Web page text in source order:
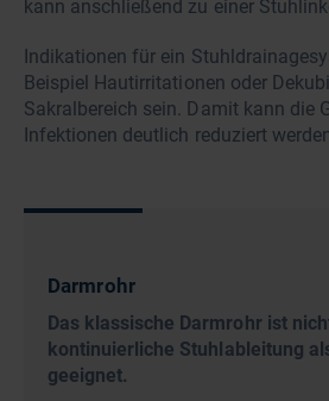
kann anschließend zu einer
Indikationen für ein
Beispiel Hautirritationen oder
Sakralbereich sein. Damit kann die
Infektionen deutlich reduziert
Darmrohr
Das klassische Darmrohr ist
kontinuierliche Stuhlableitung
geeignet.